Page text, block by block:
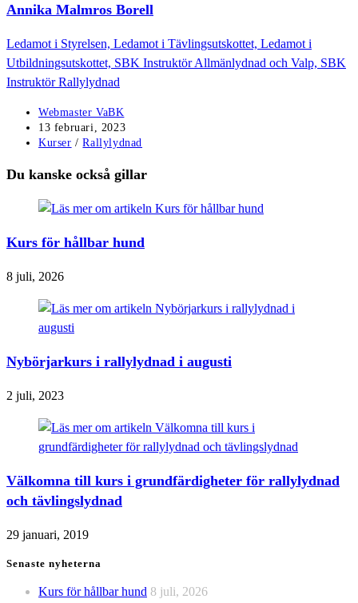
Annika Malmros Borell
Ledamot i Styrelsen, Ledamot i Tävlingsutskottet, Ledamot i
Utbildningsutskottet, SBK Instruktör Allmänlydnad och Valp, SBK
Instruktör Rallylydnad
Inläggsförfattare:
Webmaster VaBK
Inlägget
publicerat:
13 februari, 2023
Inläggskategori:
Kurser / Rallylydnad
Du kanske också gillar
Kurs för hållbar hund
8 juli, 2026
Nybörjarkurs i rallylydnad i augusti
2 juli, 2023
Välkomna till kurs i grundfärdigheter för rallylydnad
och tävlingslydnad
29 januari, 2019
Senaste nyheterna
Kurs för hållbar hund 8 juli, 2026